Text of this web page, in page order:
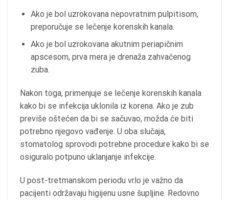
Ako je bol uzrokovana nepovratnim pulpitisom,
preporučuje se lečenje korenskih kanala.
Ako je bol uzrokovana akutnim periapičnim
apscesom, prva mera je drenaža zahvaćenog
zuba.
Nakon toga, primenjuje se lečenje korenskih kanala
kako bi se infekcija uklonila iz korena. Ako je zub
previše oštećen da bi se sačuvao, možda će biti
potrebno njegovo vađenje. U oba slučaja,
stomatolog sprovodi potrebne procedure kako bi se
osiguralo potpuno uklanjanje infekcije.
U post-tretmanskom periodu vrlo je važno da
pacijenti održavaju higijenu usne šupljine. Redovno